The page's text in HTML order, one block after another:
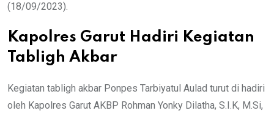
(18/09/2023).
Kapolres Garut Hadiri Kegiatan
Tabligh Akbar
Kegiatan tabligh akbar Ponpes Tarbiyatul Aulad turut di hadiri
oleh Kapolres Garut AKBP Rohman Yonky Dilatha, S.I.K, M.Si,